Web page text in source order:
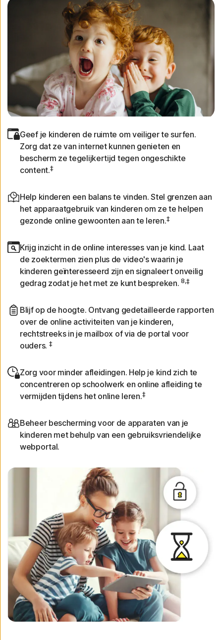
Geef je kinderen de ruimte om veiliger te surfen.
Zorg dat ze van internet kunnen genieten en
bescherm ze tegelijkertijd tegen ongeschikte
content.‡
Help kinderen een balans te vinden. Stel grenzen aan
het apparaatgebruik van kinderen om ze te helpen
gezonde online gewoonten aan te leren.‡
Krijg inzicht in de online interesses van je kind. Laat
de zoektermen zien plus de video's waarin je
kinderen geïnteresseerd zijn en signaleert onveilig
gedrag zodat je het met ze kunt bespreken.8,‡
Blijf op de hoogte. Ontvang gedetailleerde rapporten
over de online activiteiten van je kinderen,
rechtstreeks in je mailbox of via de portal voor
ouders. ‡
Zorg voor minder afleidingen. Help je kind zich te
concentreren op schoolwerk en online afleiding te
vermijden tijdens het online leren.‡
Beheer bescherming voor de apparaten van je
kinderen met behulp van een gebruiksvriendelijke
webportal.